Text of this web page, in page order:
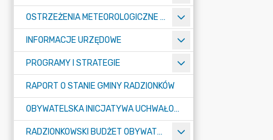
OSTRZEŻENIA METEOROLOGICZNE O ZŁYM STANIE POWIETRZA I INNE
INFORMACJE URZĘDOWE
PROGRAMY I STRATEGIE
RAPORT O STANIE GMINY RADZIONKÓW
OBYWATELSKA INICJATYWA UCHWAŁODAWCZA
RADZIONKOWSKI BUDŻET OBYWATELSKI